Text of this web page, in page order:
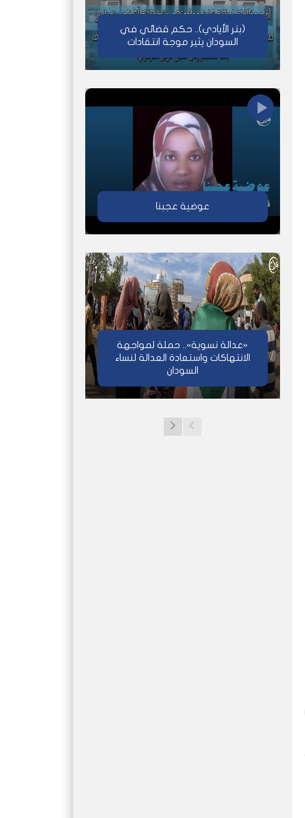
(بتر الأيادي).. حكم قضائي في
السودان يثير موجة انتقادات
عوضية عجبنا
«عدالة نسوية».. حملة لمواجهة
الانتهاكات واستعادة العدالة لنساء
السودان